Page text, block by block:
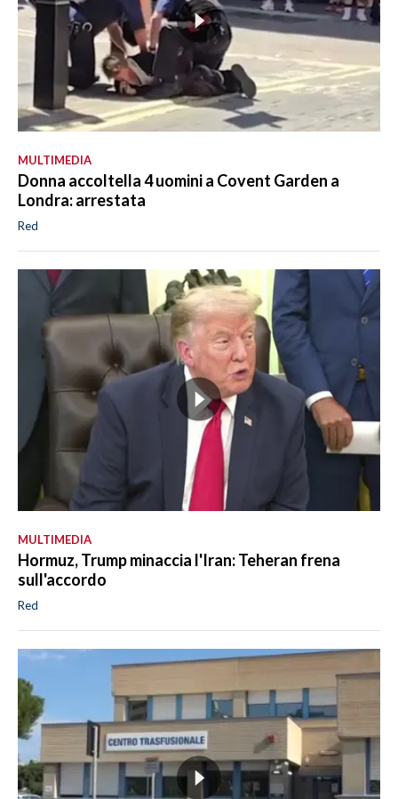
MULTIMEDIA
Donna accoltella 4 uomini a Covent Garden a
Londra: arrestata
Red
MULTIMEDIA
Hormuz, Trump minaccia l'Iran: Teheran frena
sull'accordo
Red